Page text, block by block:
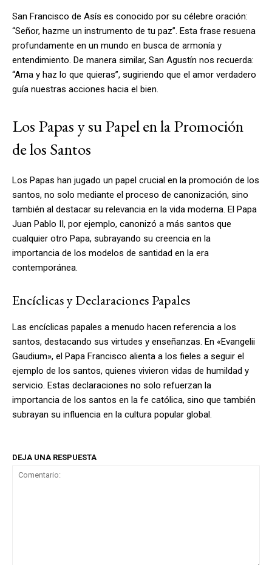
San Francisco de Asís es conocido por su célebre oración:
“Señor, hazme un instrumento de tu paz”. Esta frase resuena
profundamente en un mundo en busca de armonía y
entendimiento. De manera similar, San Agustín nos recuerda:
“Ama y haz lo que quieras”, sugiriendo que el amor verdadero
guía nuestras acciones hacia el bien.
Los Papas y su Papel en la Promoción
de los Santos
Los Papas han jugado un papel crucial en la promoción de los
santos, no solo mediante el proceso de canonización, sino
también al destacar su relevancia en la vida moderna. El Papa
Juan Pablo II, por ejemplo, canonizó a más santos que
cualquier otro Papa, subrayando su creencia en la
importancia de los modelos de santidad en la era
contemporánea.
Encíclicas y Declaraciones Papales
Las encíclicas papales a menudo hacen referencia a los
santos, destacando sus virtudes y enseñanzas. En «Evangelii
Gaudium», el Papa Francisco alienta a los fieles a seguir el
ejemplo de los santos, quienes vivieron vidas de humildad y
servicio. Estas declaraciones no solo refuerzan la
importancia de los santos en la fe católica, sino que también
subrayan su influencia en la cultura popular global.
DEJA UNA RESPUESTA